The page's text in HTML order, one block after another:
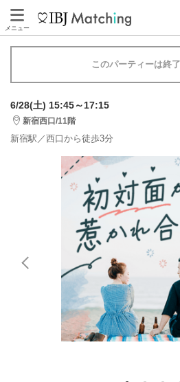
メニュー
このパーティーは終
6/28(土) 15:45～17:15
新宿西口/11階
新宿駅／西口から徒歩3分